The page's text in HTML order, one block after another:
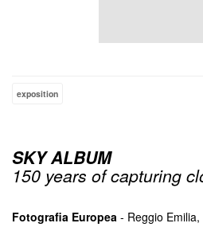
exposition
SKY ALBUM
150 years of capturing
Fotografia Europea - Reggio Emilia,